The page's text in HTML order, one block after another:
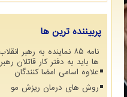
پربیننده ترین ها
نامه ۸۵ نماینده به رهبر
ها باید به دفتر کار قاتلان
علاوه اسامی امضا کنندگان
روش های درمان ریزش مو